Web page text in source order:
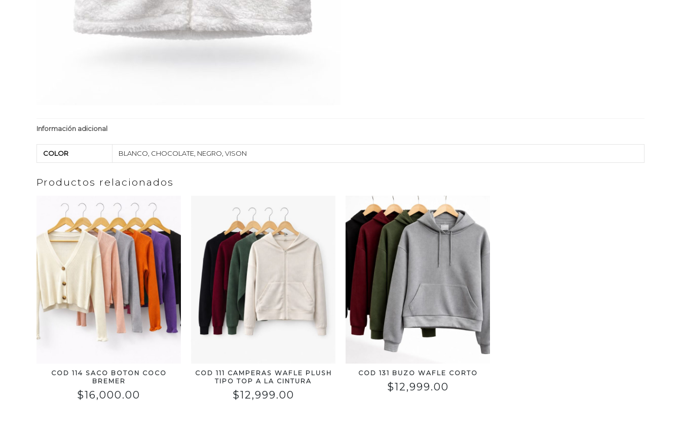
Información adicional
COLOR BLANCO, CHOCOLATE, NEGRO, VISON
Productos relacionados
COD 114 SACO BOTON COCO
BREMER
$16,000.00
COD 111 CAMPERAS WAFLE PLUSH
TIPO TOP A LA CINTURA
$12,999.00
COD 131 BUZO WAFLE CORTO
$12,999.00